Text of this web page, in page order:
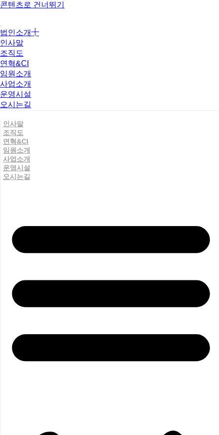
콘텐츠로 건너뛰기
법인소개
인사말
조직도
연혁&CI
임원소개
사업소개
운영시설
오시는길
인사말
조직도
연혁&CI
임원소개
사업소개
운영시설
오시는길